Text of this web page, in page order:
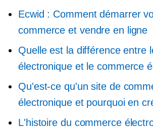
Ecwid : Comment démarrer
commerce et vendre en ligne
Quelle est la différence entre
électronique et le commerce
Qu'est-ce qu'un site de
électronique et pourquoi en
L'histoire du commerce